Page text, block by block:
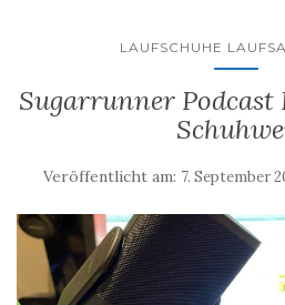
LAUFSCHUHE
Sugarrunner Podcast
Veröffentlicht am: 7. September